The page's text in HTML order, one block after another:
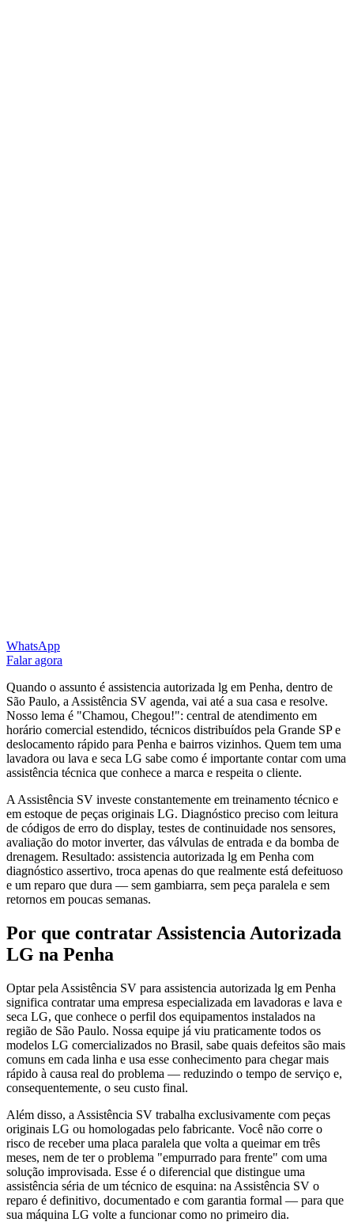
WhatsApp
Falar agora
Quando o assunto é assistencia autorizada lg em Penha, dentro de
São Paulo, a Assistência SV agenda, vai até a sua casa e resolve.
Nosso lema é "Chamou, Chegou!": central de atendimento em
horário comercial estendido, técnicos distribuídos pela Grande SP e
deslocamento rápido para Penha e bairros vizinhos. Quem tem uma
lavadora ou lava e seca LG sabe como é importante contar com uma
assistência técnica que conhece a marca e respeita o cliente.
A Assistência SV investe constantemente em treinamento técnico e
em estoque de peças originais LG. Diagnóstico preciso com leitura
de códigos de erro do display, testes de continuidade nos sensores,
avaliação do motor inverter, das válvulas de entrada e da bomba de
drenagem. Resultado: assistencia autorizada lg em Penha com
diagnóstico assertivo, troca apenas do que realmente está defeituoso
e um reparo que dura — sem gambiarra, sem peça paralela e sem
retornos em poucas semanas.
Por que contratar Assistencia Autorizada
LG na Penha
Optar pela Assistência SV para assistencia autorizada lg em Penha
significa contratar uma empresa especializada em lavadoras e lava e
seca LG, que conhece o perfil dos equipamentos instalados na
região de São Paulo. Nossa equipe já viu praticamente todos os
modelos LG comercializados no Brasil, sabe quais defeitos são mais
comuns em cada linha e usa esse conhecimento para chegar mais
rápido à causa real do problema — reduzindo o tempo de serviço e,
consequentemente, o seu custo final.
Além disso, a Assistência SV trabalha exclusivamente com peças
originais LG ou homologadas pelo fabricante. Você não corre o
risco de receber uma placa paralela que volta a queimar em três
meses, nem de ter o problema "empurrado para frente" com uma
solução improvisada. Esse é o diferencial que distingue uma
assistência séria de um técnico de esquina: na Assistência SV o
reparo é definitivo, documentado e com garantia formal — para que
sua máquina LG volte a funcionar como no primeiro dia.